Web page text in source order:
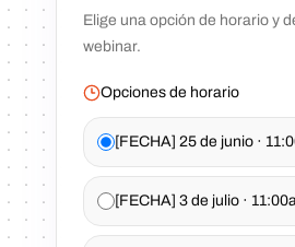
Elige una opción de horario y
webinar.
Opciones de horario
[FECHA] 25 de junio ·
[FECHA] 3 de julio ·